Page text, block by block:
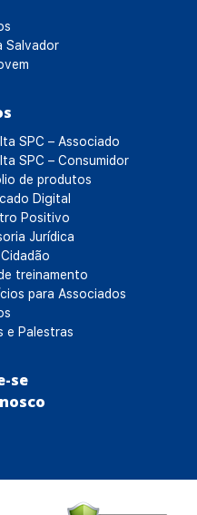
Salvador
SPC – Associado
SPC – Consumidor
de produtos
Digital
Positivo
Jurídica
treinamento
para Associados
e Palestras
se